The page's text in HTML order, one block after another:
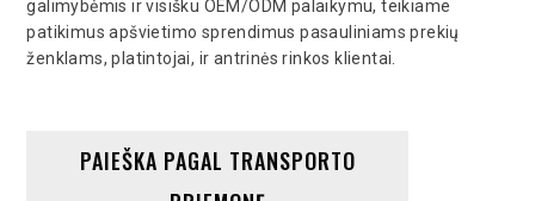
galimybėmis ir visišku OEM/ODM palaikymu, teikiame
patikimus apšvietimo sprendimus pasauliniams prekių
ženklams, platintojai, ir antrinės rinkos klientai.
PAIEŠKA PAGAL TRANSPORTO